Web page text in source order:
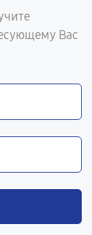
Вас